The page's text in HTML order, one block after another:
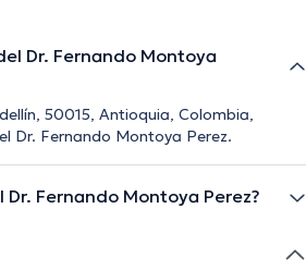
Dr. Fernando Montoya
50015, Antioquia, Colombia,
Dr. Fernando Montoya Perez.
Dr. Fernando Montoya Perez?